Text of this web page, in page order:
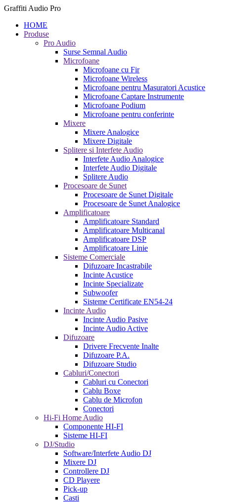
Graffiti Audio Pro
HOME
Produse
Pro Audio
Surse Semnal Audio
Microfoane
Microfoane cu Fir
Microfoane Wireless
Microfoane pentru Masuratori Acustice
Microfoane Captare Instrumente
Microfoane Podium
Microfoane pentru conferinte
Mixere
Mixere Analogice
Mixere Digitale
Splitere si Interfete Audio
Interfete Audio Analogice
Interfete Audio Digitale
Splitere Audio
Procesoare de Sunet
Procesoare de Sunet Digitale
Procesoare de Sunet Analogice
Amplificatoare
Amplificatoare Standard
Amplificatoare Multicanal
Amplificatoare DSP
Amplificatoare Linie
Sisteme Comerciale
Difuzoare Incastrabile
Incinte Acustice
Incinte Specializate
Subwoofer
Sisteme Certificate EN54-24
Incinte Audio
Incinte Audio Pasive
Incinte Audio Active
Difuzoare
Drivere Frecvente Inalte
Difuzoare P.A.
Difuzoare Studio
Cabluri/Conectori
Cabluri cu Conectori
Cablu Boxe
Cablu de Microfon
Conectori
Hi-Fi Home Audio
Componente HI-FI
Sisteme HI-FI
DJ/Studio
Software/Interfete Audio DJ
Mixere DJ
Controllere DJ
CD Playere
Pick-up
Casti